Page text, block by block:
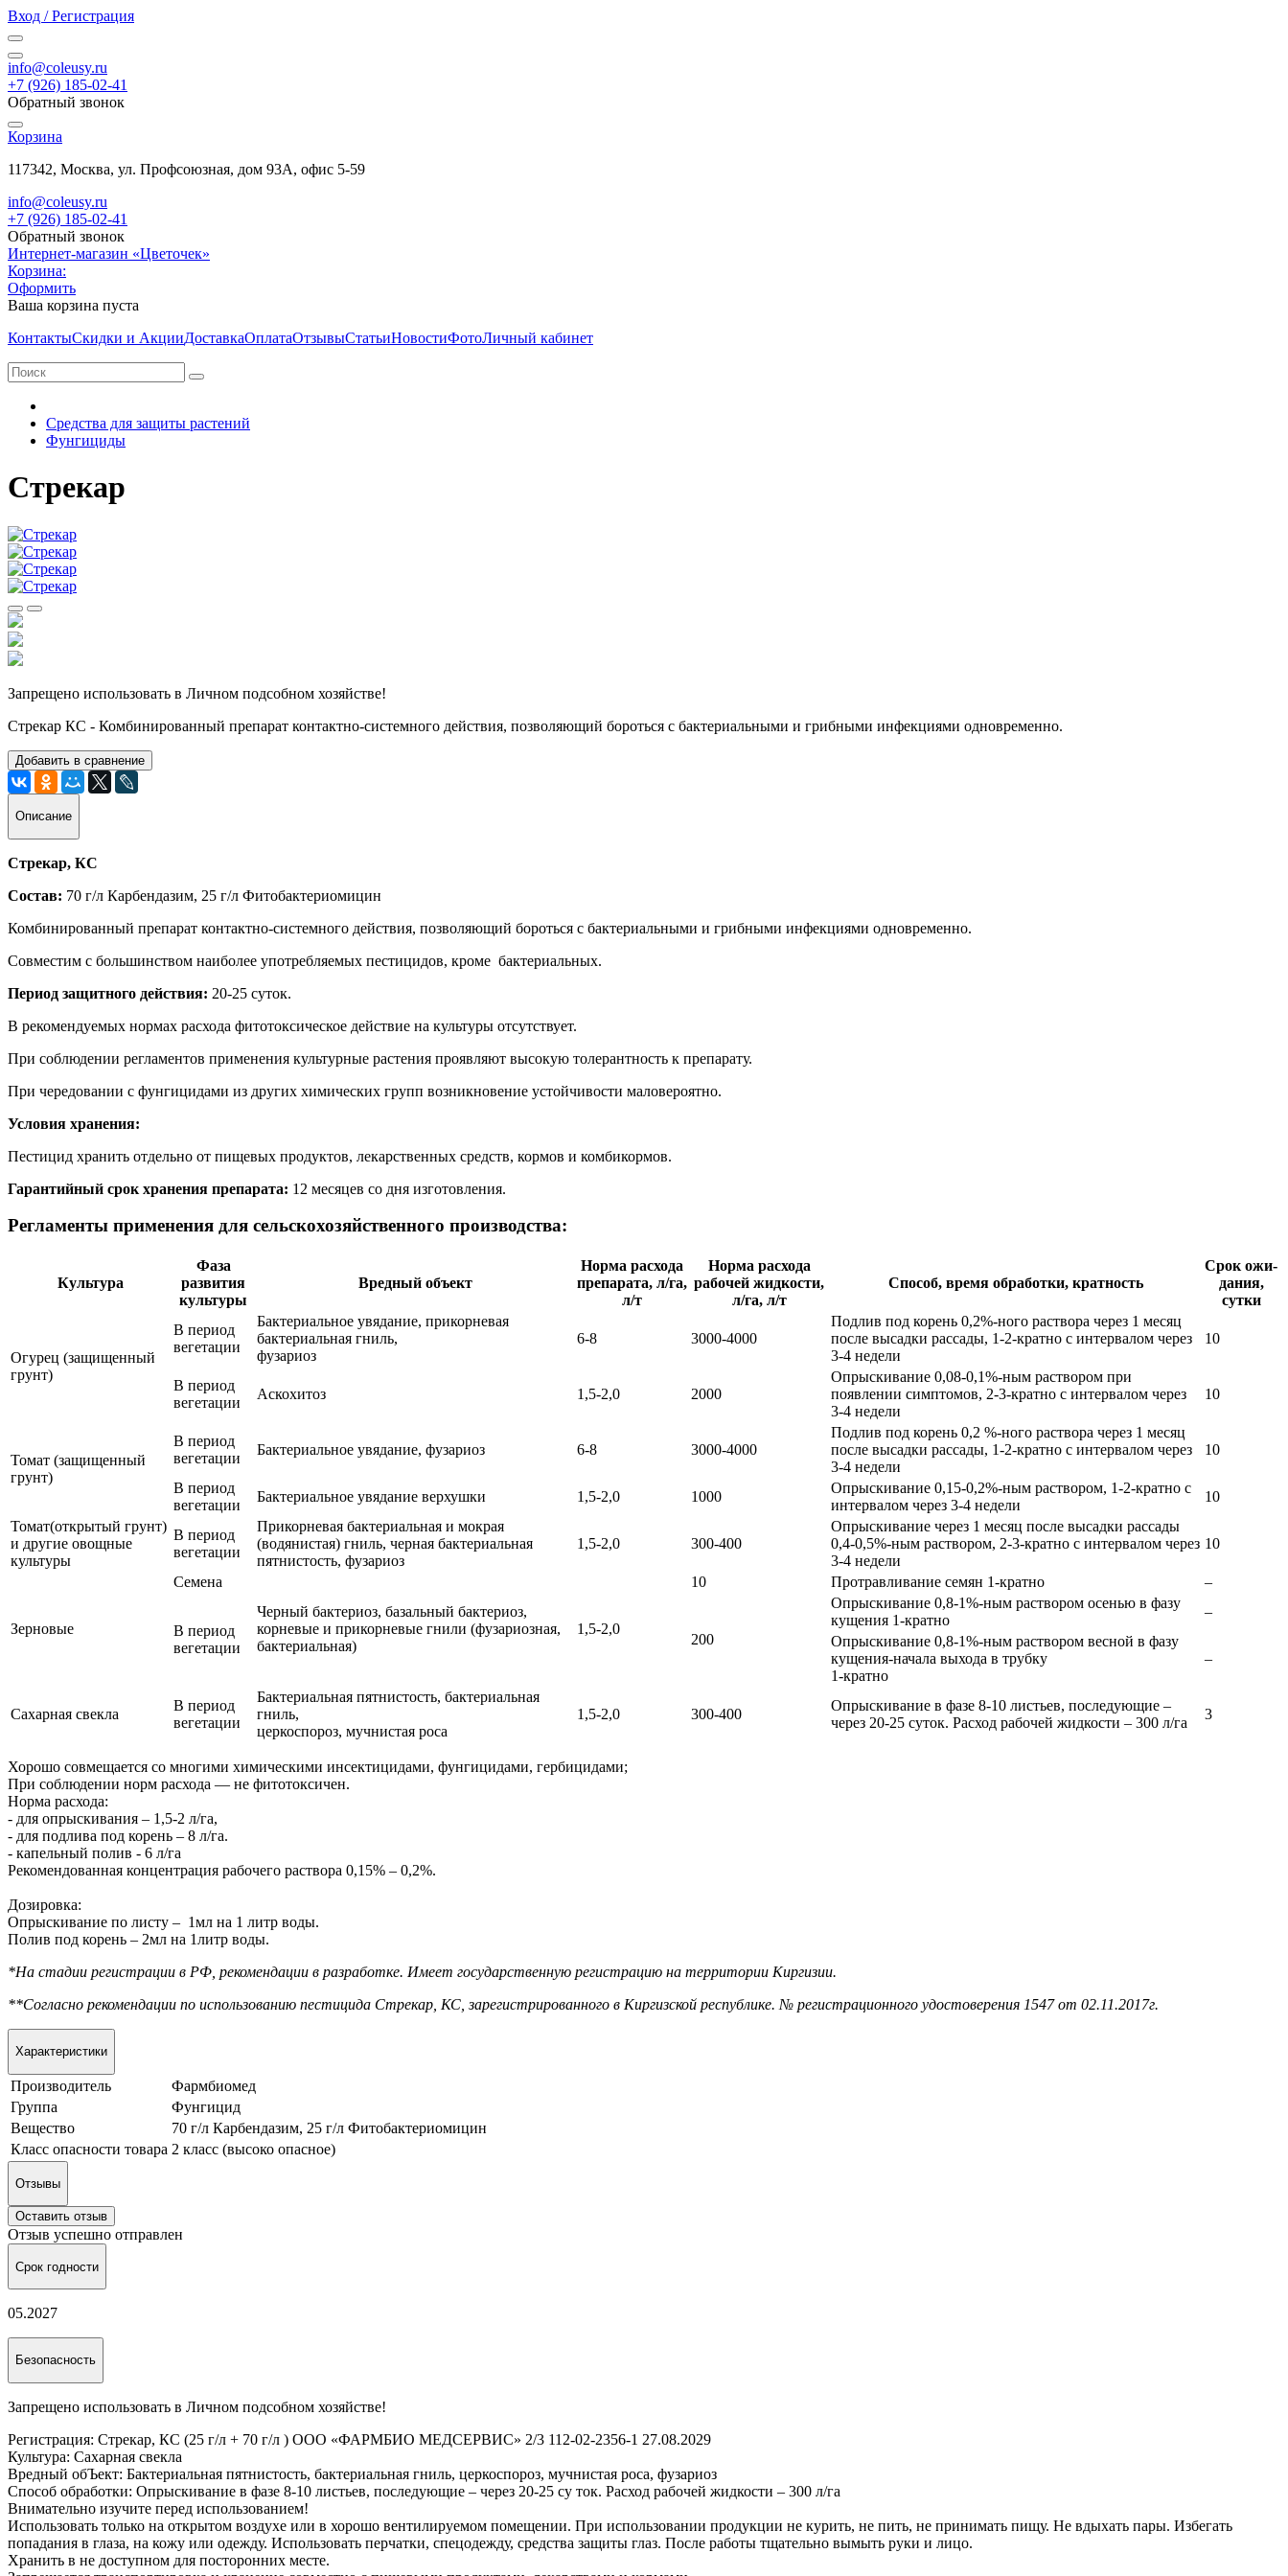
Вход / Регистрация
info@coleusy.ru
+7 (926) 185-02-41
Обратный звонок
Корзина
117342, Москва, ул. Профсоюзная, дом 93А, офис 5-59
info@coleusy.ru
+7 (926) 185-02-41
Обратный звонок
Интернет-магазин «Цветочек»
Корзина:
Оформить
Ваша корзина пуста
КонтактыСкидки и АкцииДоставкаОплатаОтзывыСтатьиНовостиФотоЛичный кабинет
Средства для защиты растений
Фунгициды
Стрекар
Запрещено использовать в Личном подсобном хозяйстве!
Стрекар КС - Комбинированный препарат контактно-системного действия, позволяющий бороться с бактериальными и грибными инфекциями одновременно.
Добавить в сравнение
Описание
Стрекар, КС
Состав: 70 г/л Карбендазим, 25 г/л Фитобактериомицин
Комбинированный препарат контактно-системного действия, позволяющий бороться с бактериальными и грибными инфекциями одновременно.
Совместим с большинством наиболее употребляемых пестицидов, кроме бактериальных.
Период защитного действия: 20-25 суток.
В рекомендуемых нормах расхода фитотоксическое действие на культуры отсутствует.
При соблюдении регламентов применения культурные растения проявляют высокую толерантность к препарату.
При чередовании с фунгицидами из других химических групп возникновение устойчивости маловероятно.
Условия хранения:
Пестицид хранить отдельно от пищевых продуктов, лекарственных средств, кормов и комбикормов.
Гарантийный срок хранения препарата: 12 месяцев со дня изготовления.
Регламенты применения для сельскохозяйственного производства:
Культура
Фаза
развития
культуры
Вредный объект
Норма расхода
препарата, л/га,
л/т
Норма расхода
рабочей жидкости,
л/га, л/т
Спо­соб, время обра­ботки, кра­тность
Срок ожи­
дания,
сутки
Огурец (защищенный
грунт)
В период
вегетации
Бактериальное увядание, прикорневая
бактериальная гниль,
фузариоз
6-8 3000-4000
Подлив под корень 0,2%-ного раствора через 1 месяц
после высадки рассады, 1-2-кратно с интервалом через
3-4 недели
10
В период
вегетации
Аскохитоз 1,5-2,0 2000
Опрыскивание 0,08-0,1%-ным раствором при
появлении симптомов, 2-3-кратно с интервалом через
3-4 недели
10
Томат (защищенный
грунт)
В период
вегетации
Бактериальное увядание, фузариоз 6-8 3000-4000
Подлив под корень 0,2 %-ного раствора через 1 месяц
после высадки рассады, 1-2-кратно с интервалом через
3-4 недели
10
В период
вегетации
Бактериальное увядание верхушки 1,5-2,0 1000
Опрыскивание 0,15-0,2%-ным раствором, 1-2-кратно с
интервалом через 3-4 недели
10
Томат(открытый грунт)
и другие овощные
культуры
В период
вегетации
Прикорневая бактериальная и мокрая
(водянистая) гниль, черная бактериальная
пятнистость, фузариоз
1,5-2,0 300-400
Опрыскивание через 1 месяц после высадки рассады
0,4-0,5%-ным раствором, 2-3-кратно с интервалом через
3-4 недели
10
Зерновые
Семена
Черный бактериоз, базальный бактериоз,
корневые и прикорневые гнили (фузариозная,
бактериальная)
1,5-2,0
10 Протравливание семян 1-кратно –
В период
вегетации
200
Опрыскивание 0,8-1%-ным раствором осенью в фазу
кущения 1-кратно
–
Опрыскивание 0,8-1%-ным раствором весной в фазу
кущения-начала выхода в трубку
1-кратно
–
Сахарная свекла
В период
вегетации
Бактериальная пятнистость, бактериальная
гниль,
церкоспороз, мучнистая роса
1,5-2,0 300-400
Опрыскивание в фазе 8-10 листьев, последующие –
через 20-25 суток. Расход рабочей жидкости – 300 л/га
3
Хорошо совмещается со многими химическими инсектицидами, фунгицидами, гербицидами;
При соблюдении норм расхода — не фитотоксичен.
Норма расхода:
- для опрыскивания – 1,5-2 л/га,
- для подлива под корень – 8 л/га.
- капельный полив - 6 л/га
Рекомендованная концентрация рабочего раствора 0,15% – 0,2%.
Дозировка:
Опрыскивание по листу – 1мл на 1 литр воды.
Полив под корень – 2мл на 1литр воды.
*На стадии регистрации в РФ, рекомендации в разработке. Имеет государственную регистрацию на территории Киргизии.
**Согласно рекомендации по использованию пестицида Стрекар, КС, зарегистрированного в Киргизской республике. № регистрационного удостоверения 1547 от 02.11.2017г.
Характеристики
Производитель
Фармбиомед
Группа
Фунгицид
Вещество
70 г/л Карбендазим, 25 г/л Фитобактериомицин
Класс опасности товара 2 класс (высоко опасное)
Отзывы
Оставить отзыв
Отзыв успешно отправлен
Срок годности
05.2027
Безопасность
Запрещено использовать в Личном подсобном хозяйстве!
Регистрация: Стрекар, КС (25 г/л + 70 г/л ) ООО «ФАРМБИО МЕДСЕРВИС» 2/3 112-02-2356-1 27.08.2029
Культура: Сахарная свекла
Вредный обЪект: Бактериальная пятнистость, бактериальная гниль, церкоспороз, мучнистая роса, фузариоз
Способ обработки: Опрыскивание в фазе 8-10 листьев, последующие – через 20-25 су ток. Расход рабочей жидкости – 300 л/га
Внимательно изучите перед использованием!
Использовать только на открытом воздухе или в хорошо вентилируемом помещении. При использовании продукции не курить, не пить, не принимать пищу. Не вдыхать пары. Избегать
попадания в глаза, на кожу или одежду. Использовать перчатки, спецодежду, средства защиты глаз. После работы тщательно вымыть руки и лицо.
Хранить в не доступном для посторонних месте.